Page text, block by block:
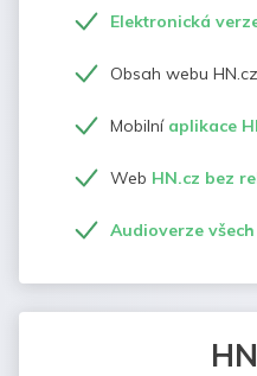
Elektronická
Obsah webu
Mobilní aplikace
Web HN.cz bez
Audioverze